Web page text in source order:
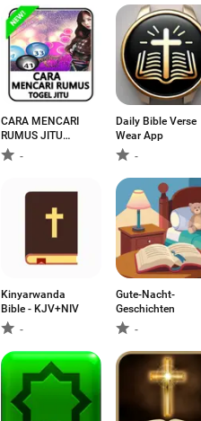
CARA MENCARI
RUMUS JITU
TOGEL 2D
-
Daily Bible Verse
Wear App
-
Kinyarwanda
Bible - KJV+NIV
-
Gute-Nacht-
Geschichten
-